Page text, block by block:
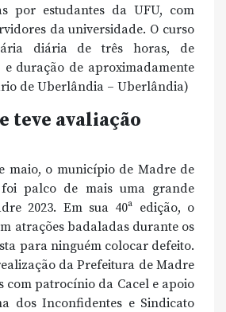
por estudantes da UFU, com
da universidade. O curso
diária de três horas, de
e duração de aproximadamente
de Uberlândia – Uberlândia)
teve avaliação
maio, o município de Madre de
palco de mais uma grande
2023. Em sua 40ª edição, o
atrações badaladas durante os
para ninguém colocar defeito.
da Prefeitura de Madre
com patrocínio da Cacel e apoio
dos Inconfidentes e Sindicato